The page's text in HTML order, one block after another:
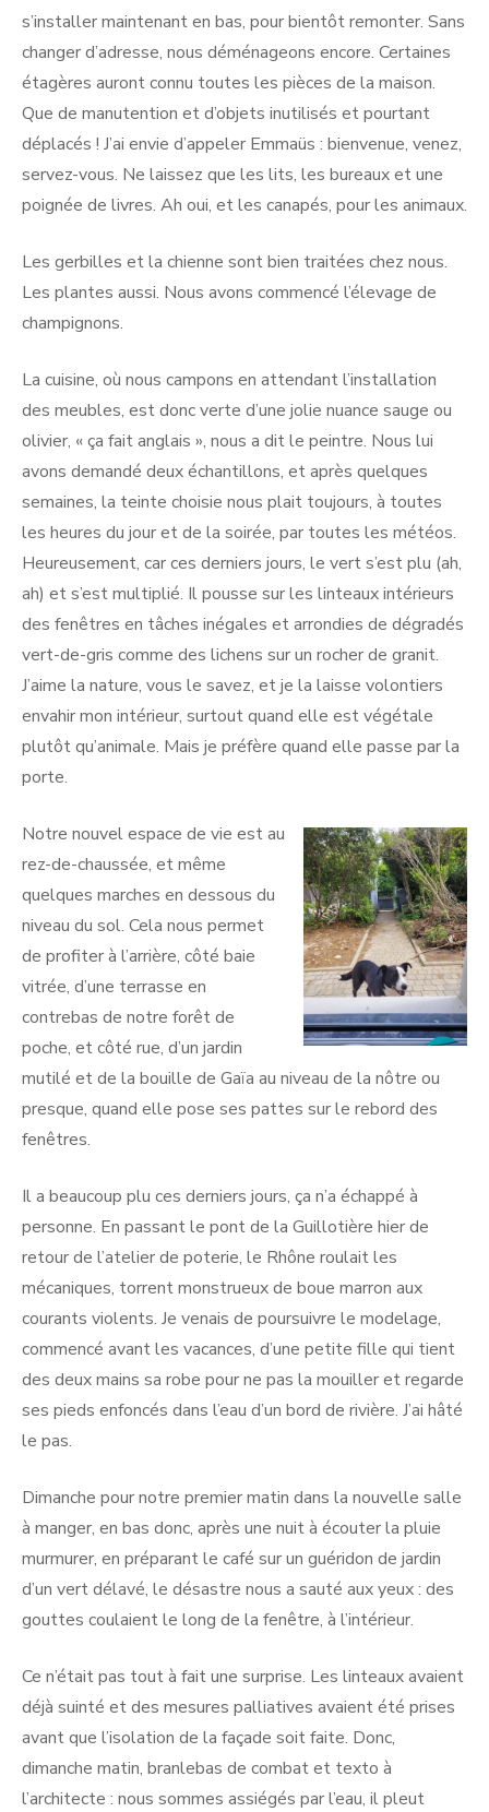
s’installer maintenant en bas, pour bientôt remonter. Sans
changer d’adresse, nous déménageons encore. Certaines
étagères auront connu toutes les pièces de la maison.
Que de manutention et d’objets inutilisés et pourtant
déplacés ! J’ai envie d’appeler Emmaüs : bienvenue, venez,
servez-vous. Ne laissez que les lits, les bureaux et une
poignée de livres. Ah oui, et les canapés, pour les animaux.
Les gerbilles et la chienne sont bien traitées chez nous.
Les plantes aussi. Nous avons commencé l’élevage de
champignons.
La cuisine, où nous campons en attendant l’installation
des meubles, est donc verte d’une jolie nuance sauge ou
olivier, « ça fait anglais », nous a dit le peintre. Nous lui
avons demandé deux échantillons, et après quelques
semaines, la teinte choisie nous plait toujours, à toutes
les heures du jour et de la soirée, par toutes les météos.
Heureusement, car ces derniers jours, le vert s’est plu (ah,
ah) et s’est multiplié. Il pousse sur les linteaux intérieurs
des fenêtres en tâches inégales et arrondies de dégradés
vert-de-gris comme des lichens sur un rocher de granit.
J’aime la nature, vous le savez, et je la laisse volontiers
envahir mon intérieur, surtout quand elle est végétale
plutôt qu’animale. Mais je préfère quand elle passe par la
porte.
Notre nouvel espace de vie est au
rez-de-chaussée, et même
quelques marches en dessous du
niveau du sol. Cela nous permet
de profiter à l’arrière, côté baie
vitrée, d’une terrasse en
contrebas de notre forêt de
poche, et côté rue, d’un jardin
mutilé et de la bouille de Gaïa au niveau de la nôtre ou
presque, quand elle pose ses pattes sur le rebord des
fenêtres.
Il a beaucoup plu ces derniers jours, ça n’a échappé à
personne. En passant le pont de la Guillotière hier de
retour de l’atelier de poterie, le Rhône roulait les
mécaniques, torrent monstrueux de boue marron aux
courants violents. Je venais de poursuivre le modelage,
commencé avant les vacances, d’une petite fille qui tient
des deux mains sa robe pour ne pas la mouiller et regarde
ses pieds enfoncés dans l’eau d’un bord de rivière. J’ai hâté
le pas.
Dimanche pour notre premier matin dans la nouvelle salle
à manger, en bas donc, après une nuit à écouter la pluie
murmurer, en préparant le café sur un guéridon de jardin
d’un vert délavé, le désastre nous a sauté aux yeux : des
gouttes coulaient le long de la fenêtre, à l’intérieur.
Ce n’était pas tout à fait une surprise. Les linteaux avaient
déjà suinté et des mesures palliatives avaient été prises
avant que l’isolation de la façade soit faite. Donc,
dimanche matin, branlebas de combat et texto à
l’architecte : nous sommes assiégés par l’eau, il pleut